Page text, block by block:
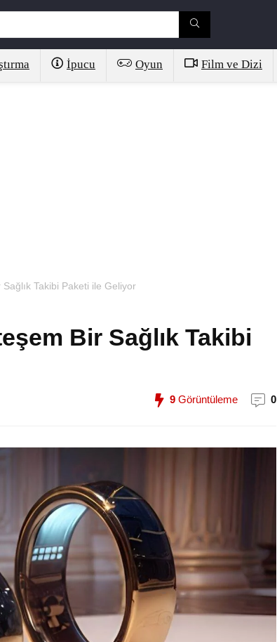
İpucu Oyun Film ve Dizi
Takibi Paketi ile Geliyor
Bir Sağlık Takibi
9 Görüntüleme 0